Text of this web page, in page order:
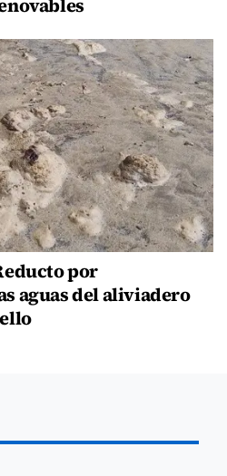
por
aguas del aliviadero